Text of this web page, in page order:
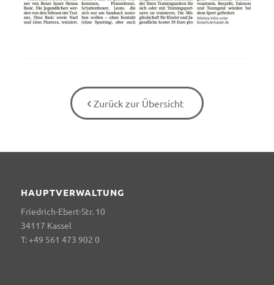
Zurück zur Übersicht
HAUPTVERWALTUNG
Friedrich-Ebert-Str. 10
34117 Kassel
T: +49 561 473 902 0